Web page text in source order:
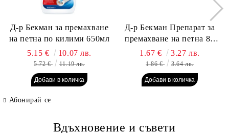
Д-р Бекман за премахване
на петна по килими 650мл
5.15 € 10.07 лв.
5.72 € 11.19 лв.
Д-р Бекман Препарат за
премахване на петна 80
гр. Пауч
1.67 € 3.27 лв.
1.86 € 3.64 лв.
Абонирай се
Вдъхновение и съвети